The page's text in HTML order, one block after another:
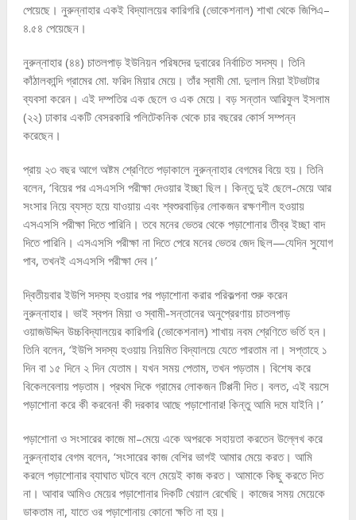
পেয়েছে। নুরুন্নাহার একই বিদ্যালয়ের কারিগরি (ভোকেশনাল) শাখা থেকে জিপিএ–
৪.৫৪ পেয়েছেন।
নুরুন্নাহার (৪৪) চাতলপাড় ইউনিয়ন পরিষদের দুবারের নির্বাচিত সদস্য। তিনি
কাঁঠালকান্দি গ্রামের মো. ফরিদ মিয়ার মেয়ে। তাঁর স্বামী মো. দুলাল মিয়া ইটভাটার
ব্যবসা করেন। এই দম্পতির এক ছেলে ও এক মেয়ে। বড় সন্তান আরিফুল ইসলাম
(২২) ঢাকার একটি বেসরকারি পলিটেকনিক থেকে চার বছরের কোর্স সম্পন্ন
করেছেন।
প্রায় ২৩ বছর আগে অষ্টম শ্রেণিতে পড়াকালে নুরুন্নাহার বেগমের বিয়ে হয়। তিনি
বলেন, ‘বিয়ের পর এসএসসি পরীক্ষা দেওয়ার ইচ্ছা ছিল। কিন্তু দুই ছেলে-মেয়ে আর
সংসার নিয়ে ব্যস্ত হয়ে যাওয়ায় এবং শ্বশুরবাড়ির লোকজন রক্ষণশীল হওয়ায়
এসএসসি পরীক্ষা দিতে পারিনি। তবে মনের ভেতর থেকে পড়াশোনার তীব্র ইচ্ছা বাদ
দিতে পারিনি। এসএসসি পরীক্ষা না দিতে পেরে মনের ভেতর জেদ ছিল—যেদিন সুযোগ
পাব, তখনই এসএসসি পরীক্ষা দেব।’
দ্বিতীয়বার ইউপি সদস্য হওয়ার পর পড়াশোনা করার পরিকল্পনা শুরু করেন
নুরুন্নাহার। ভাই স্বপন মিয়া ও স্বামী-সন্তানের অনুপ্রেরণায় চাতলপাড়
ওয়াজউদ্দিন উচ্চবিদ্যালয়ের কারিগরি (ভোকেশনাল) শাখায় নবম শ্রেণিতে ভর্তি হন।
তিনি বলেন, ‘ইউপি সদস্য হওয়ায় নিয়মিত বিদ্যালয়ে যেতে পারতাম না। সপ্তাহে ১
দিন বা ১৫ দিনে ২ দিন যেতাম। যখন সময় পেতাম, তখন পড়তাম। বিশেষ করে
বিকেলবেলায় পড়তাম। প্রথম দিকে গ্রামের লোকজন টিপ্পনী দিত। বলত, এই বয়সে
পড়াশোনা করে কী করবেন! কী দরকার আছে পড়াশোনার! কিন্তু আমি দমে যাইনি।’
পড়াশোনা ও সংসারের কাজে মা–মেয়ে একে অপরকে সহায়তা করতেন উল্লেখ করে
নুরুন্নাহার বেগম বলেন, ‘সংসারের কাজ বেশির ভাগই আমার মেয়ে করত। আমি
করলে পড়াশোনার ব্যাঘাত ঘটবে বলে মেয়েই কাজ করত। আমাকে কিছু করতে দিত
না। আবার আমিও মেয়ের পড়াশোনার দিকটি খেয়াল রেখেছি। কাজের সময় মেয়েকে
ডাকতাম না, যাতে ওর পড়াশোনায় কোনো ক্ষতি না হয়।